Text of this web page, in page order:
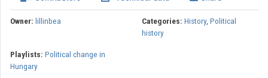
Owner: lillinbea Categories: History, Political
history
Playlists: Political change in
Hungary